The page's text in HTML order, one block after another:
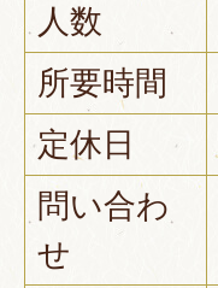
人数
所要時間
定休日
問い合わ
せ